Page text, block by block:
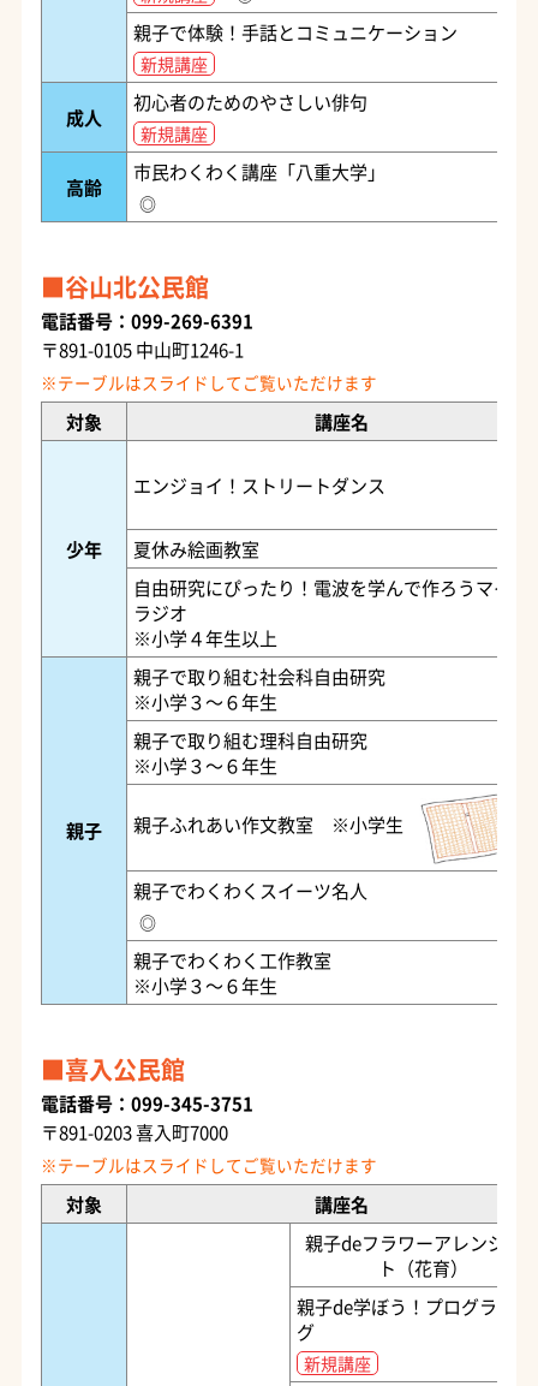
親子で体験！手話とコミュニケーション
新規講座
成人
初心者のためのやさしい俳句
新規講座
高齢
市民わくわく講座「八重大学」
◎
谷山北公民館
電話番号：099-269-6391
〒891-0105 中山町1246-1
対象 講座名
少年
エンジョイ！ストリートダンス
夏休み絵画教室
自由研究にぴったり！電波を学んで作ろうマイFM
ラジオ
※小学４年生以上
親子
親子で取り組む社会科自由研究
※小学３～６年生
親子で取り組む理科自由研究
※小学３～６年生
親子ふれあい作文教室 ※小学生
親子でわくわくスイーツ名人
◎
親子でわくわく工作教室
※小学３～６年生
喜入公民館
電話番号：099-345-3751
〒891-0203 喜入町7000
対象 講座名
親子deフラワーアレンジメ
ト（花育）
親子de学ぼう！プログラミン
グ
新規講座